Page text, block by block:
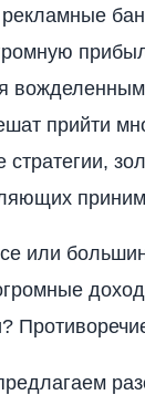
прийти
стратегии,
или